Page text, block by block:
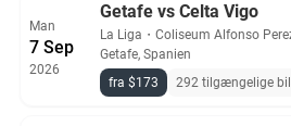
Man
7 Sep
2026
Getafe vs Celta Vigo
La Liga ・ Coliseum Alfonso
Getafe, Spanien
fra $173
292 tilgængelige